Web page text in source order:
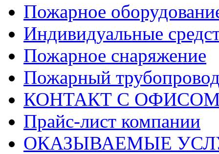
Пожарное
Индивидуальные
Пожарное снаряжение
Пожарный
КОНТАКТ С ОФИСОМ
Прайс-лист компании
ОКАЗЫВАЕМЫЕ